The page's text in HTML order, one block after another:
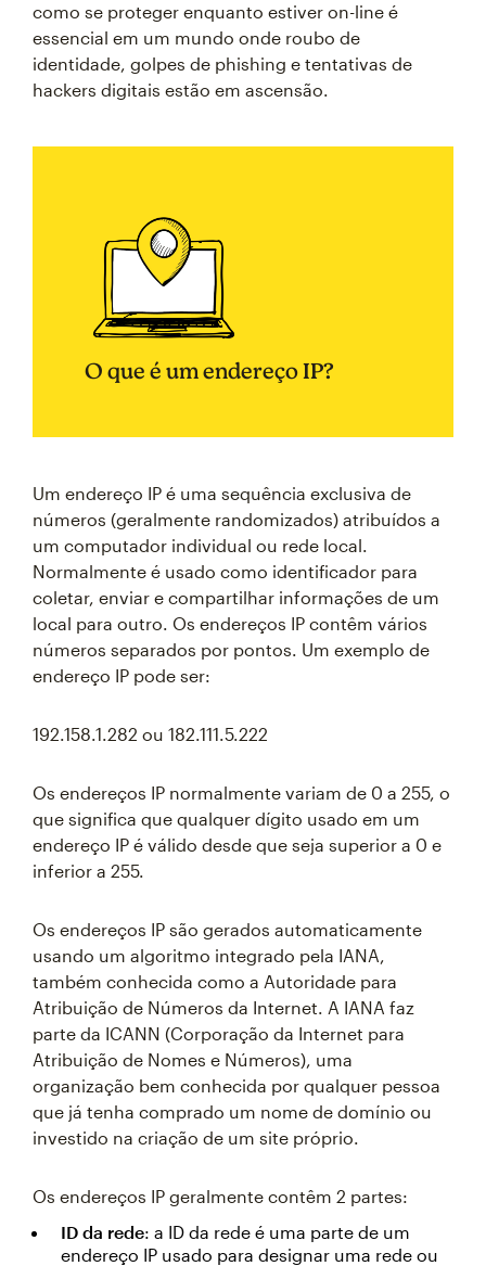
como se proteger enquanto estiver on-line é
essencial em um mundo onde roubo de
identidade, golpes de phishing e tentativas de
hackers digitais estão em ascensão.
O que é um endereço IP?
Um endereço IP é uma sequência exclusiva de
números (geralmente randomizados) atribuídos a
um computador individual ou rede local.
Normalmente é usado como identificador para
coletar, enviar e compartilhar informações de um
local para outro. Os endereços IP contêm vários
números separados por pontos. Um exemplo de
endereço IP pode ser:
192.158.1.282 ou 182.111.5.222
Os endereços IP normalmente variam de 0 a 255, o
que significa que qualquer dígito usado em um
endereço IP é válido desde que seja superior a 0 e
inferior a 255.
Os endereços IP são gerados automaticamente
usando um algoritmo integrado pela IANA,
também conhecida como a Autoridade para
Atribuição de Números da Internet. A IANA faz
parte da ICANN (Corporação da Internet para
Atribuição de Nomes e Números), uma
organização bem conhecida por qualquer pessoa
que já tenha comprado um nome de domínio ou
investido na criação de um site próprio.
Os endereços IP geralmente contêm 2 partes:
ID da rede: a ID da rede é uma parte de um
endereço IP usado para designar uma rede ou